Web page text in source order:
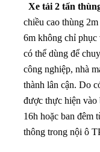
Xe tải 2 tấn
chiều cao thùng
6m không chỉ phục
có thể dùng để
công nghiệp, nhà
thành lân cận. Do
được thực hiện vào
16h hoặc ban đêm
thông trong nội ô